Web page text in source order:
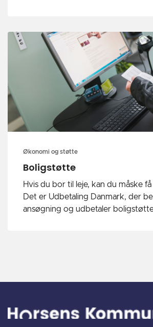
Økonomi og støtte
Boligstøtte
Hvis du bor til leje, kan du måske
Det er Udbetaling Danmark, der
ansøgning og udbetaler